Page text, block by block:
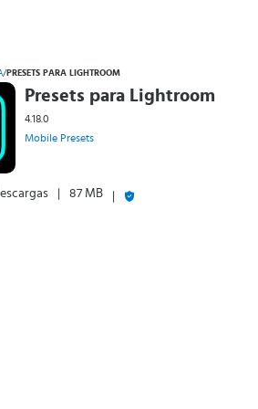
/ PRESETS PARA LIGHTROOM
Presets para Lightroom
4.18.0
Mobile Presets
87 MB